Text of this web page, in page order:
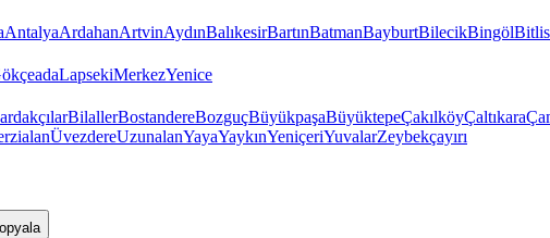
AntalyaArdahanArtvinAydınBalıkesirBartınBatmanBayburtBilecikBingölBitlis
LapsekiMerkezYenice
BilallerBostandereBozguçBüyükpaşaBüyüktepeÇakılköyÇaltıkara
ÜvezdereUzunalanYayaYaykınYeniçeriYuvalarZeybekçayırı